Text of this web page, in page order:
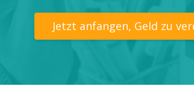
Jetzt anfangen, Geld zu